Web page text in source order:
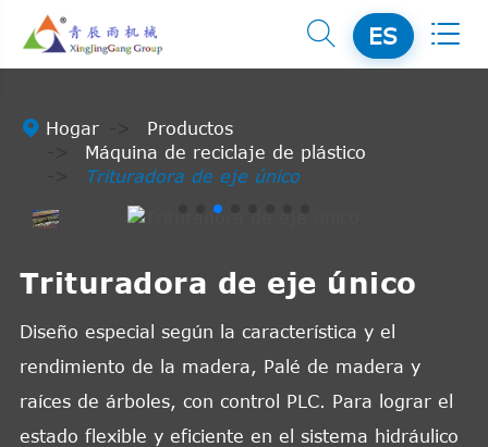
 ES 
 Hogar
Productos
Máquina de reciclaje de plástico
Trituradora de eje único
Trituradora de eje único
Diseño especial según la característica y el
rendimiento de la madera, Palé de madera y
raíces de árboles, con control PLC. Para lograr el
estado flexible y eficiente en el sistema hidráulico